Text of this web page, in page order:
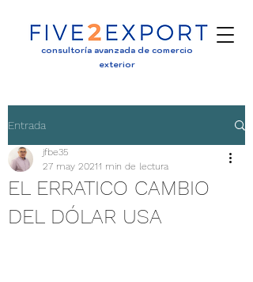
consultoría avanzada de comercio
exterior
Entrada
EL ERRATICO CAMBIO
DEL DÓLAR USA
jfbe35
27 may 20211 min de lectura